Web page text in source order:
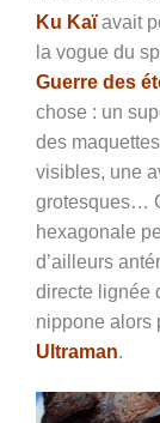
Ku Kaïavait
la vogue du
Guerre des
chose : un
des
visibles, une
grotesques…
hexagonale
d’ailleurs
directe lignée
nippone alors
Ultraman.